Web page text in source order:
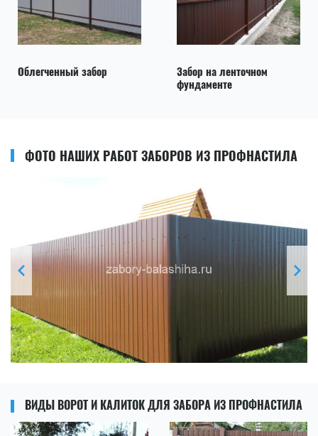
Облегченный забор
Забор на ленточном
фундаменте
ФОТО НАШИХ РАБОТ ЗАБОРОВ ИЗ ПРОФНАСТИЛА
ВИДЫ ВОРОТ И КАЛИТОК ДЛЯ ЗАБОРА ИЗ ПРОФНАСТИЛА